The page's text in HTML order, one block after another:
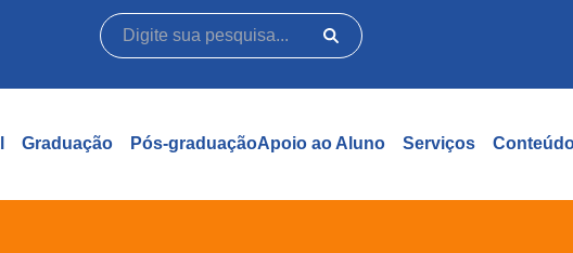
Graduação Pós-graduaçãoApoio ao Aluno Serviços